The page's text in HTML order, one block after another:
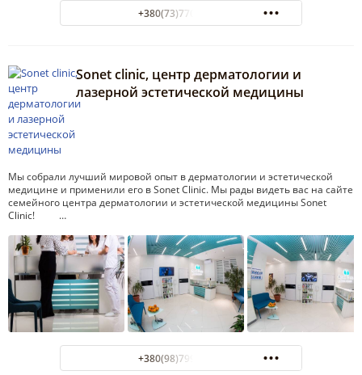
+380(73)770-07-67
Sonet clinic, центр дерматологии и
лазерной эстетической медицины
Мы собрали лучший мировой опыт в дерматологии и эстетической
медицине и применили его в Sonet Clinic. Мы рады видеть вас на сайте
семейного центра дерматологии и эстетической медицины Sonet
Clinic! …
+380(98)799-47-99